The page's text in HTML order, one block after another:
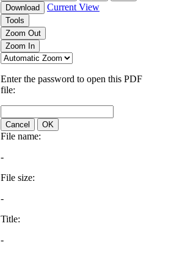
Download
Current View
Tools
Zoom Out
Zoom In
Enter the password to open this PDF
file:
Cancel OK
File name:
-
File size:
-
Title:
-